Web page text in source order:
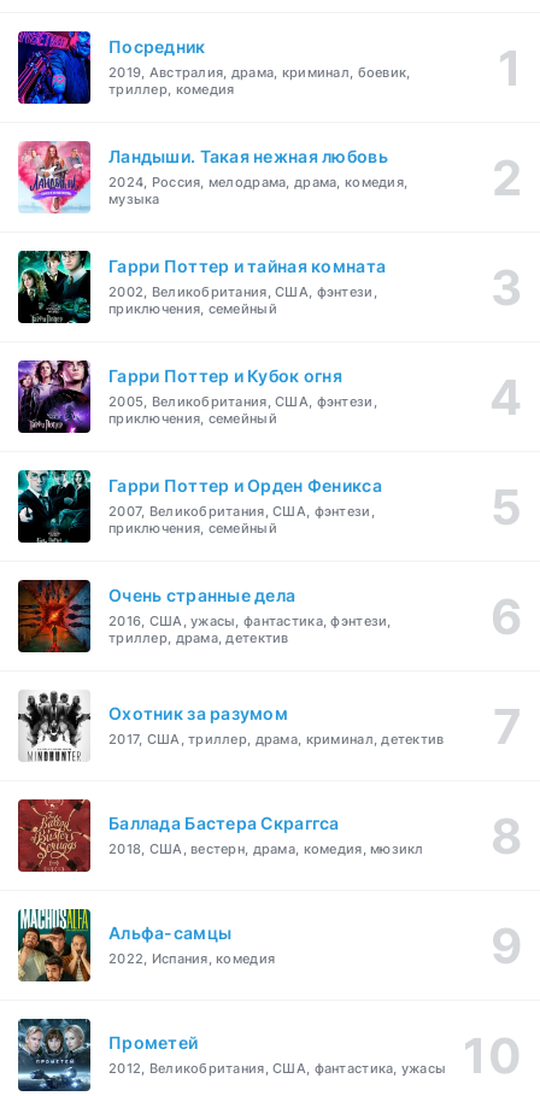
Посредник
2019, Австралия, драма, криминал, боевик,
триллер, комедия
Ландыши. Такая нежная любовь
2024, Россия, мелодрама, драма, комедия,
музыка
Гарри Поттер и тайная комната
2002, Великобритания, США, фэнтези,
приключения, семейный
Гарри Поттер и Кубок огня
2005, Великобритания, США, фэнтези,
приключения, семейный
Гарри Поттер и Орден Феникса
2007, Великобритания, США, фэнтези,
приключения, семейный
Очень странные дела
2016, США, ужасы, фантастика, фэнтези,
триллер, драма, детектив
Охотник за разумом
2017, США, триллер, драма, криминал, детектив
Баллада Бастера Скраггса
2018, США, вестерн, драма, комедия, мюзикл
Альфа-самцы
2022, Испания, комедия
Прометей
2012, Великобритания, США, фантастика, ужасы